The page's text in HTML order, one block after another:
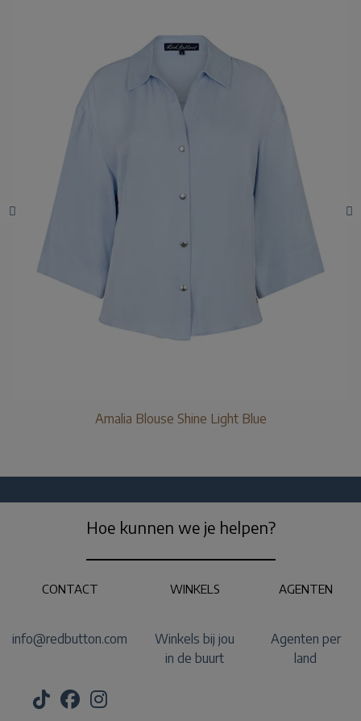
Amalia Blouse Shine Light Blue
Hoe kunnen we je helpen?
CONTACT
info@redbutton.com
WINKELS
Winkels bij jou
in de buurt
AGENTEN
Agenten per
land